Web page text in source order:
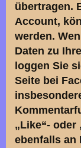
übertragen.
Account,
werden.
Daten zu
loggen Sie
Seite bei
„Like“- oder
ebenfalls an